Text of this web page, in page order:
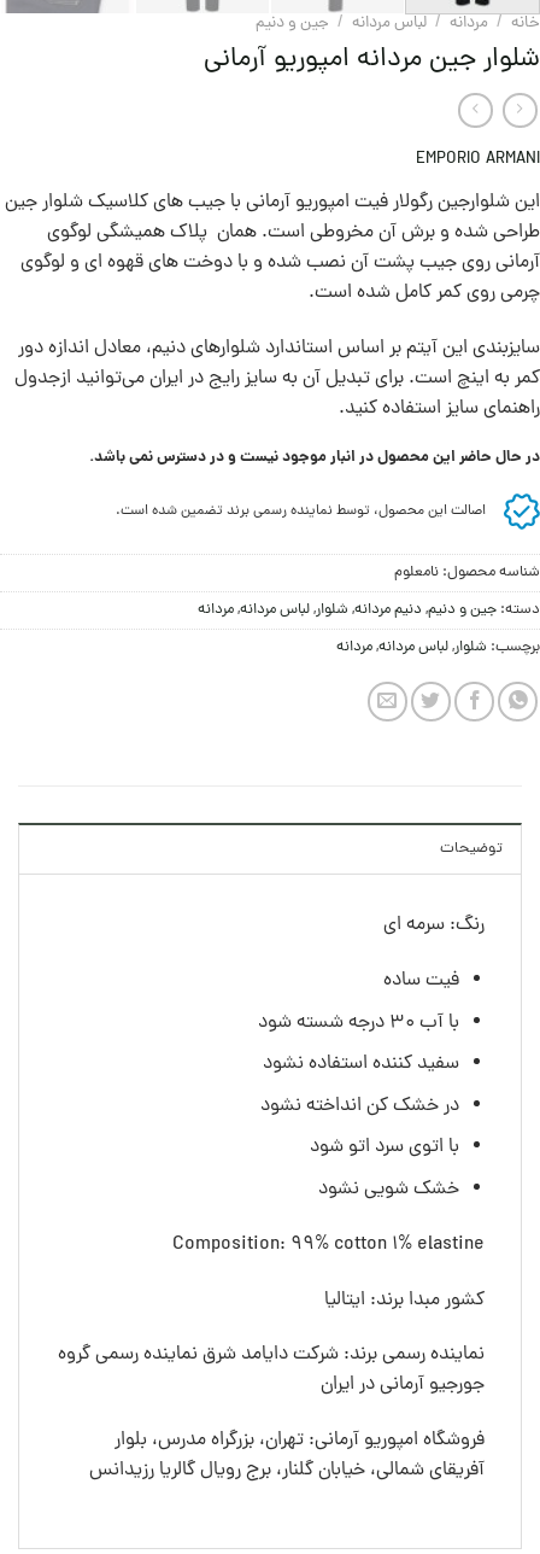
خانه / مردانه / لباس مردانه / جین و دنيم
شلوار جین مردانه امپوریو آرمانی
EMPORIO ARMANI
این شلوارجین رگولار فيت امپوریو آرمانی با جيب های کلاسیک شلوار جين
طراحی شده و برش آن مخروطی است. همان پلاک همیشگی لوگوی
آرمانی روی جیب پشت آن نصب شده و با دوخت های قهوه ای و لوگوی
چرمی روی کمر کامل شده است.
سايزبندی اين آيتم بر اساس استاندارد شلوارهای دنيم، معادل اندازه دور
کمر به اينچ است. برای تبديل آن به سايز رايج در ايران می‌توانيد ازجدول
راهنمای سايز استفاده کنيد.
در حال حاضر این محصول در انبار موجود نیست و در دسترس نمی باشد.
اصالت این محصول، توسط نماینده رسمی برند تضمین شده است.
شناسه محصول: نامعلوم
دسته: جین و دنيم, دنیم مردانه, شلوار,لباس مردانه,مردانه
برچسب: شلوار,لباس مردانه,مردانه
توضیحات
رنگ: سرمه ای
فیت ساده
با آب ۳۰ درجه شسته شود
سفید کننده استفاده نشود
در خشک کن انداخته نشود
با اتوی سرد اتو شود
خشک شویی نشود
Composition: 99% cotton 1% elastine
کشور مبدا برند: ایتالیا
نماینده رسمی برند: شرکت دایامد شرق نماینده رسمی گروه
جورجیو آرمانی در ایران
فروشگاه امپوریو آرمانی: تهران، بزرگراه مدرس، بلوار
آفریقای شمالی، خیابان گلنار، برج رویال گالریا رزیدانس